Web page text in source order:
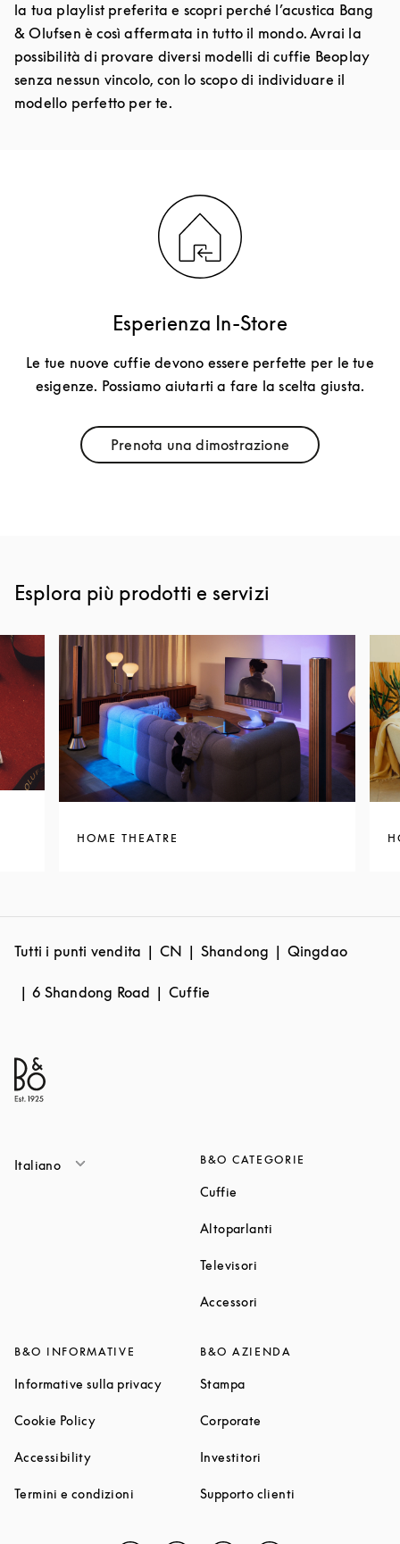
la tua playlist preferita e scopri perché l’acustica Bang
& Olufsen è così affermata in tutto il mondo. Avrai la
possibilità di provare diversi modelli di cuffie Beoplay
senza nessun vincolo, con lo scopo di individuare il
modello perfetto per te.
Esperienza In-Store
Le tue nuove cuffie devono essere perfette per le tue
esigenze. Possiamo aiutarti a fare la scelta giusta.
Prenota una dimostrazione
Link Opens in New Tab
Esplora più prodotti e servizi
HOME THEATRE
Tutti i punti vendita CN Shandong Qingdao
6 Shandong Road Cuffie
Italiano B&O CATEGORIE
Cuffie
Altoparlanti
Televisori
Accessori
B&O INFORMATIVE
Informative sulla privacyLink Opens in New Tab
Cookie PolicyLink Opens in New Tab
AccessibilityLink Opens in New Tab
Termini e condizioni Link Opens in New Tab
B&O AZIENDA
StampaLink Opens in New Tab
Corporate
Investitori
Supporto clienti